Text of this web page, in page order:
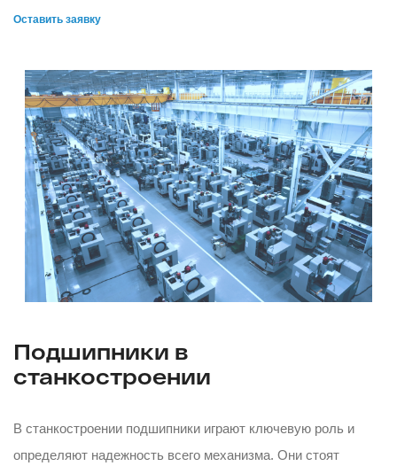
Оставить заявку
Подшипники в
станкостроении
В станкостроении подшипники играют ключевую роль и
определяют надежность всего механизма. Они стоят